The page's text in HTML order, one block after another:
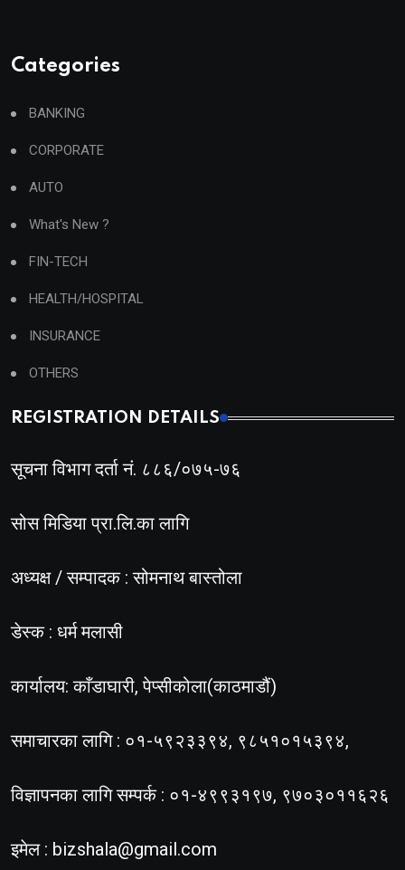
Categories
BANKING
CORPORATE
AUTO
What's New ?
FIN-TECH
HEALTH/HOSPITAL
INSURANCE
OTHERS
REGISTRATION DETAILS
सूचना विभाग दर्ता नं. ८८६/०७५-७६
सोस मिडिया प्रा.लि.का लागि
अध्यक्ष / सम्पादक : सोमनाथ बास्तोला
डेस्क : धर्म मलासी
कार्यालय: काँडाघारी, पेप्सीकोला(काठमाडौं)
समाचारका लागि : ०१-५९२३३९४, ९८५१०१५३९४,
विज्ञापनका लागि सम्पर्क : ०१-४९९३१९७, ९७०३०११६२६
इमेल : bizshala@gmail.com